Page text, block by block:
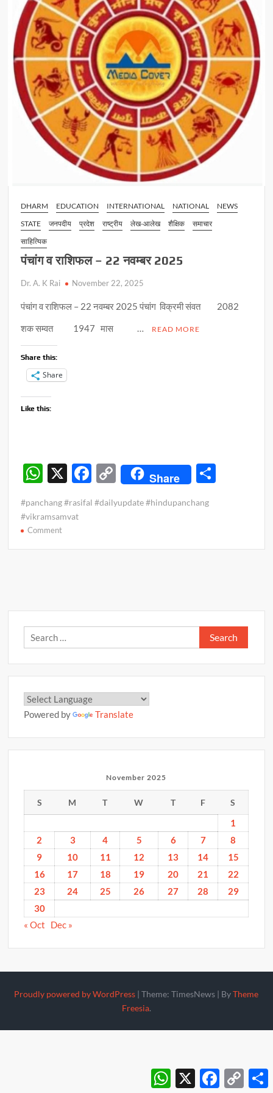
DHARM EDUCATION INTERNATIONAL NATIONAL
NEWS
STATE
जनपदीय प्रदेश राष्ट्रीय लेख-आलेख शैक्षिक
समाचार
साहित्यिक
पंचांग व राशिफल – 22 नवम्बर 2025
Dr. A. K Rai November 22, 2025
पंचांग व राशिफल – 22 नवम्बर 2025 पंचांग विक्रमी संवत 2082
शक सम्वत 1947 मास …
READ MORE
Share this:
Share
Like this:
W
at
s
A
X
F
e
o
C
o
p
Li
Share
#panchang #rasifal #dailyupdate #hindupanchang
#vikramsamvat
Commenton
नवम्बर
Search
for:
Powered by Translate
November 2025
S M T W T F S
1
2
3 4 5 6 7
8
9
10 11 12 13 14
15
16
17 18 19 20 21
22
23
24 25 26 27 28
29
30
« Oct
Dec »
Proudly powered by WordPress |Theme: TimesNews | ByTheme
Freesia.
WhatsApp
X Facebook
Copy
Link